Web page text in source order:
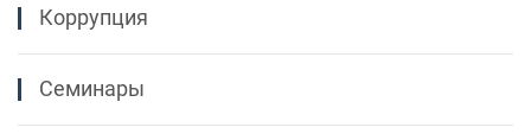
Коррупция
Семинары